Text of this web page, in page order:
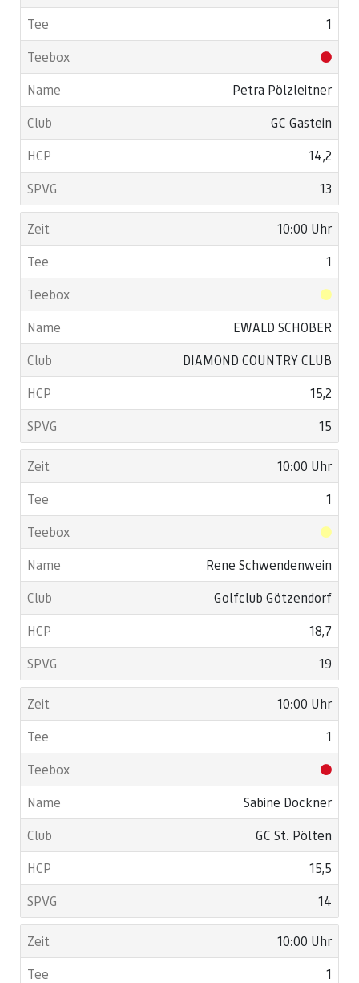
1
Petra Pölzleitner
GC Gastein
14,2
13
10:00 Uhr
1
EWALD SCHOBER
DIAMOND COUNTRY CLUB
15,2
15
10:00 Uhr
1
Rene Schwendenwein
Golfclub Götzendorf
18,7
19
10:00 Uhr
1
Sabine Dockner
GC St. Pölten
15,5
14
10:00 Uhr
1